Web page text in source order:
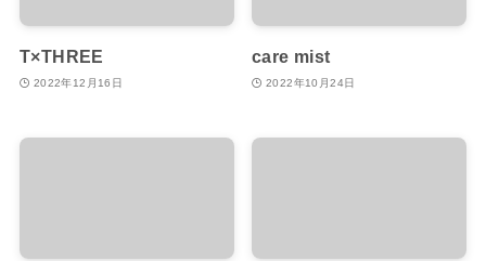
T×THREE
2022年12月16日
care mist
2022年10月24日